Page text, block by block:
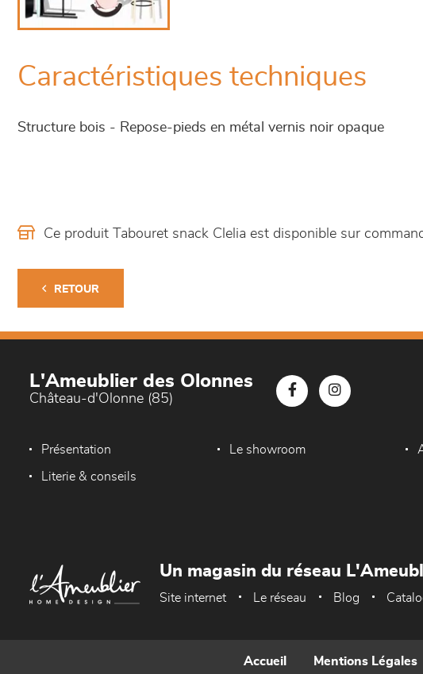
Caractéristiques techniques
Structure bois - Repose-pieds en métal vernis noir opaque
Ce produit Tabouret snack Clelia est disponible sur
RETOUR
L'Ameublier des Olonnes
Château-d'Olonne (85)
Présentation Le showroom
Literie & conseils
Un magasin du réseau
Site internet Le réseau Blog
Accueil Mentions Légales